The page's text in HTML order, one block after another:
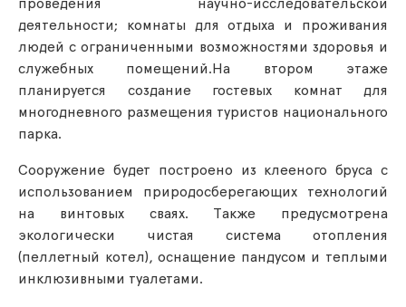
проведения научно-исследовательской
деятельности; комнаты для отдыха и проживания
людей с ограниченными возможностями здоровья и
служебных помещений.На втором этаже
планируется создание гостевых комнат для
многодневного размещения туристов национального
парка.
Сооружение будет построено из клееного бруса с
использованием природосберегающих технологий
на винтовых сваях. Также предусмотрена
экологически чистая система отопления
(пеллетный котел), оснащение пандусом и теплыми
инклюзивными туалетами.